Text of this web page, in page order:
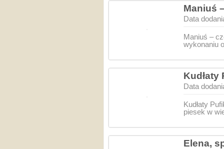
Maniuś
Data
Maniuś –
wykonaniu
Data
Kudłaty
piesek w
Elena,